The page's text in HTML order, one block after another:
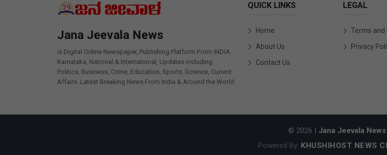
Jana Jeevala News
is Digital Online Newspaper, Publishing Platform From INDIA.
Karnataka, National & International, Updates including
Politics, Business, Crime, Education, Sports, Science, Current
Affairs. Latest Breaking News From India & Around the World.
QUICK LINKS
Home
About Us
Contact Us
LEGAL
Terms and
Privacy
© 2026 | Jana Jeevala News
Powered By: KHUSHIHOST NEWS